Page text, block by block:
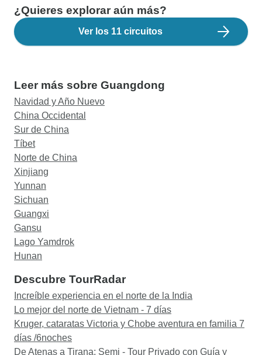
¿Quieres explorar aún más?
Ver los 11 circuitos
Leer más sobre Guangdong
Navidad y Año Nuevo
China Occidental
Sur de China
Tíbet
Norte de China
Xinjiang
Yunnan
Sichuan
Guangxi
Gansu
Lago Yamdrok
Hunan
Descubre TourRadar
Increíble experiencia en el norte de la India
Lo mejor del norte de Vietnam - 7 días
Kruger, cataratas Victoria y Chobe aventura en familia 7
días /6noches
De Atenas a Tirana; Semi - Tour Privado con Guía y